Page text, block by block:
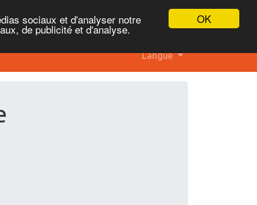
OK
sociaux et d'analyser notre
de publicité et d'analyse.
Langue